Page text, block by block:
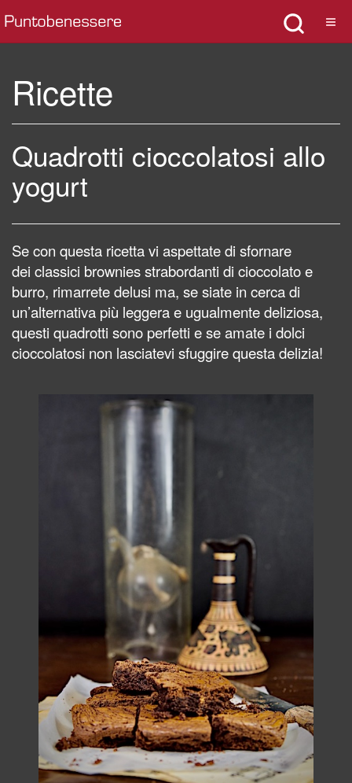
Ricette
Quadrotti cioccolatosi allo
yogurt
Se con questa ricetta vi aspettate di sfornare
dei classici brownies strabordanti di cioccolato e
burro, rimarrete delusi ma, se siate in cerca di
un’alternativa più leggera e ugualmente deliziosa,
questi quadrotti sono perfetti e se amate i dolci
cioccolatosi non lasciatevi sfuggire questa delizia!